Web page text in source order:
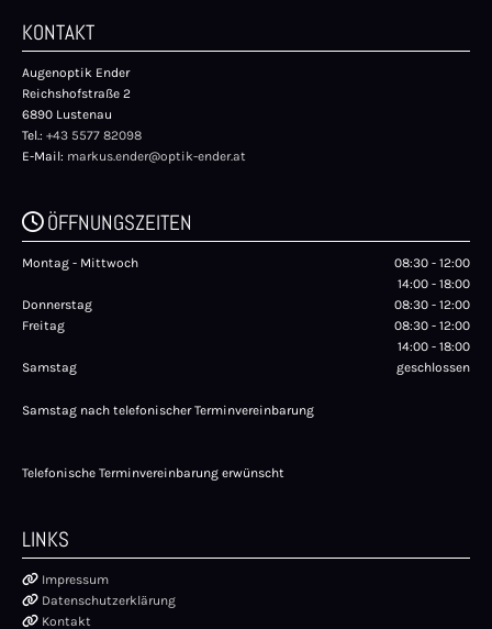
KONTAKT
Augenoptik Ender
Reichshofstraße 2
6890 Lustenau
Tel.: +43 5577 82098
E-Mail: markus.ender@optik-ender.at
ÖFFNUNGSZEITEN
Montag - Mittwoch
08:30 - 12:00
14:00 - 18:00
Donnerstag
08:30 - 12:00
Freitag
08:30 - 12:00
14:00 - 18:00
Samstag
geschlossen
Samstag nach telefonischer Terminvereinbarung
Telefonische Terminvereinbarung erwünscht
LINKS
 Impressum
 Datenschutzerklärung
 Kontakt